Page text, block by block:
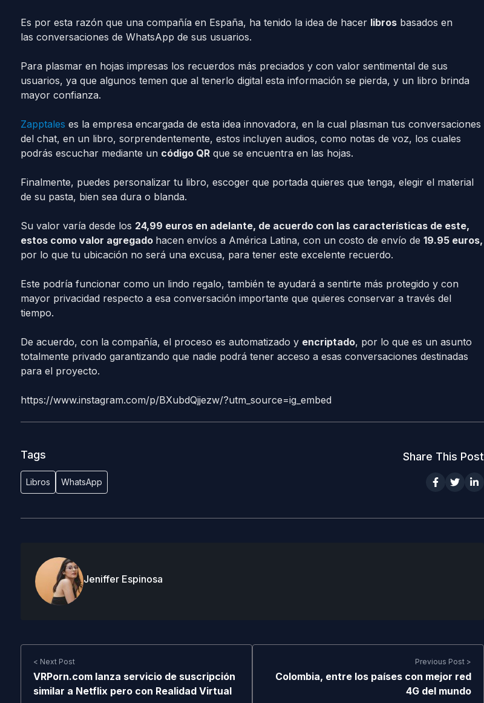
Es por esta razón que una compañía en España, ha tenido la idea de hacer librosbasados en
las conversaciones de WhatsApp de sus usuarios.
Para plasmar en hojas impresas los recuerdos más preciados y con valor sentimental de sus
usuarios, ya que algunos temen que al tenerlo digital esta información se pierda, y un libro brinda
mayor confianza.
Zapptales es la empresa encargada de esta idea innovadora, en la cual plasman tus conversaciones
del chat, en un libro, sorprendentemente, estos incluyen audios, como notas de voz, los cuales
podrás escuchar mediante un código QRque se encuentra en las hojas.
Finalmente, puedes personalizar tu libro, escoger que portada quieres que tenga, elegir el material
de su pasta, bien sea dura o blanda.
Su valor varía desde los 24,99 euros en adelante, de acuerdo con las características de este,
estos como valor agregado hacen envíos a América Latina, con un costo de envío de 19.95 euros,
por lo que tu ubicación no será una excusa, para tener este excelente recuerdo.
Este podría funcionar como un lindo regalo, también te ayudará a sentirte más protegido y con
mayor privacidad respecto a esa conversación importante que quieres conservar a través del
tiempo.
De acuerdo, con la compañía, el proceso es automatizado y encriptado, por lo que es un asunto
totalmente privado garantizando que nadie podrá tener acceso a esas conversaciones destinadas
para el proyecto.
https://www.instagram.com/p/BXubdQjjezw/?utm_source=ig_embed
Tags
Libros WhatsApp
Share This Post
Jeniffer Espinosa
< Next Post
VRPorn.com lanza servicio de suscripción
similar a Netflix pero con Realidad Virtual
Previous Post >
Colombia, entre los países con mejor red
4G del mundo